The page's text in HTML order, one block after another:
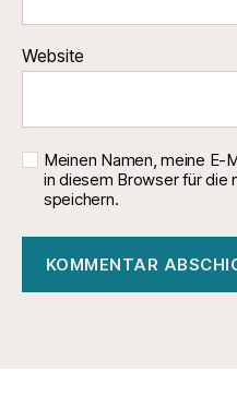
Website
Meinen Namen, meine E-
in diesem Browser für die
speichern.